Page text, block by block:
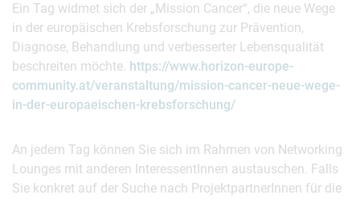
Ein Tag widmet sich der „Mission Cancer“, die neue Wege
in der europäischen Krebsforschung zur Prävention,
Diagnose, Behandlung und verbesserter Lebensqualität
beschreiten möchte. https://www.horizon-europe-
community.at/veranstaltung/mission-cancer-neue-wege-
in-der-europaeischen-krebsforschung/
An jedem Tag können Sie sich im Rahmen von Networking
Lounges mit anderen InteressentInnen austauschen. Falls
Sie konkret auf der Suche nach ProjektpartnerInnen für die